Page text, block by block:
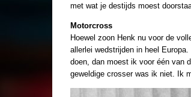
met wat je destijds moest
Motorcross
Hoewel zoon Henk nu voor de
allerlei wedstrijden in heel
doen, dan moest ik voor één van
geweldige crosser was ik niet. Ik